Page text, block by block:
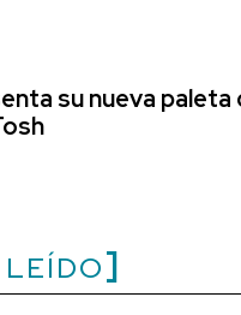
su nueva paleta
LEÍDO